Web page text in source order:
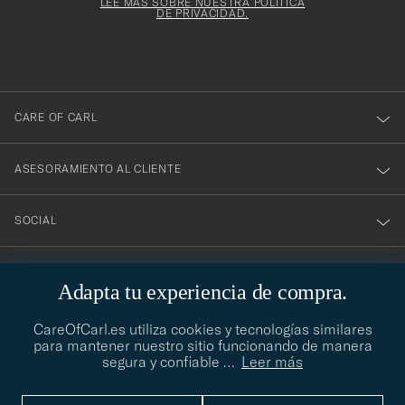
Adapta tu experiencia de compra.
CareOfCarl.es utiliza cookies y tecnologías similares
para mantener nuestro sitio funcionando de manera
segura y confiable … Leer más
suscribirte
boletín!
DE PRIVACIDAD.
CARE OF CARL
ASESORAMIENTO AL CLIENTE
SOCIAL
contact@careofcarl.com
ASESORAMIENTO DE ESTILO
estamos encantados de hacerlo